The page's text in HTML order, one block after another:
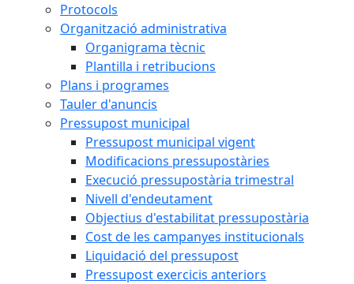
Protocols
Organització administrativa
Organigrama tècnic
Plantilla i retribucions
Plans i programes
Tauler d'anuncis
Pressupost municipal
Pressupost municipal vigent
Modificacions pressupostàries
Execució pressupostària trimestral
Nivell d'endeutament
Objectius d'estabilitat pressupostària
Cost de les campanyes institucionals
Liquidació del pressupost
Pressupost exercicis anteriors